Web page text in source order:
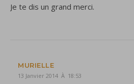
Je te dis un grand merci.
MURIELLE
13 Janvier 2014 À 18:53